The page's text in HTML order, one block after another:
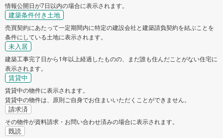
情報公開日が7日以内の場合に表示されます。
建築条件付き土地
売買契約にあたって一定期間内に特定の建設会社と建築請負契約を結ぶことを
条件にしている土地に表示されます。
未入居
建築工事完了日から1年以上経過したものの、まだ誰も住んだことがない住宅に
表示されます。
賃貸中
賃貸中の物件に表示されます。
賃貸中の物件は、原則ご自身でお住まいいただくことができません。
請求済
その物件が資料請求・お問い合わせ済みの場合に表示されます。
既読